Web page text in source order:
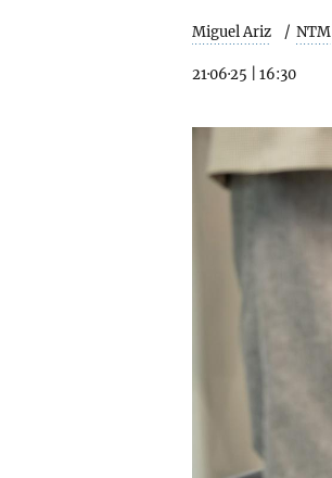
Miguel Ariz NTM
21·06·25 16:30